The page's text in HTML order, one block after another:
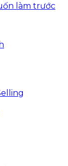
làm trước